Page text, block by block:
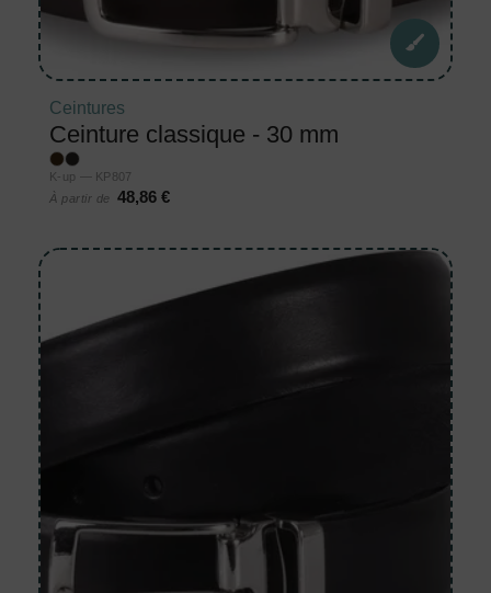
Ceintures
Ceinture classique - 30 mm
K-up — KP807
À partir de
48,86 €